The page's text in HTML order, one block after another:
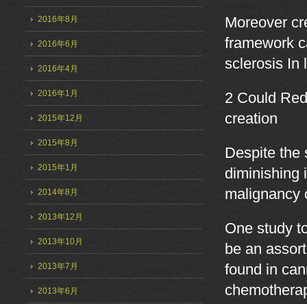
Moreover
framework
sclerosis In
2 Could
creation
Despite the
diminishing
malignancy
One study
be an
found in
2016年8月
2016年6月
2016年4月
2016年1月
2015年12月
2015年8月
2015年1月
2014年8月
2013年12月
2013年10月
2013年7月
2013年6月